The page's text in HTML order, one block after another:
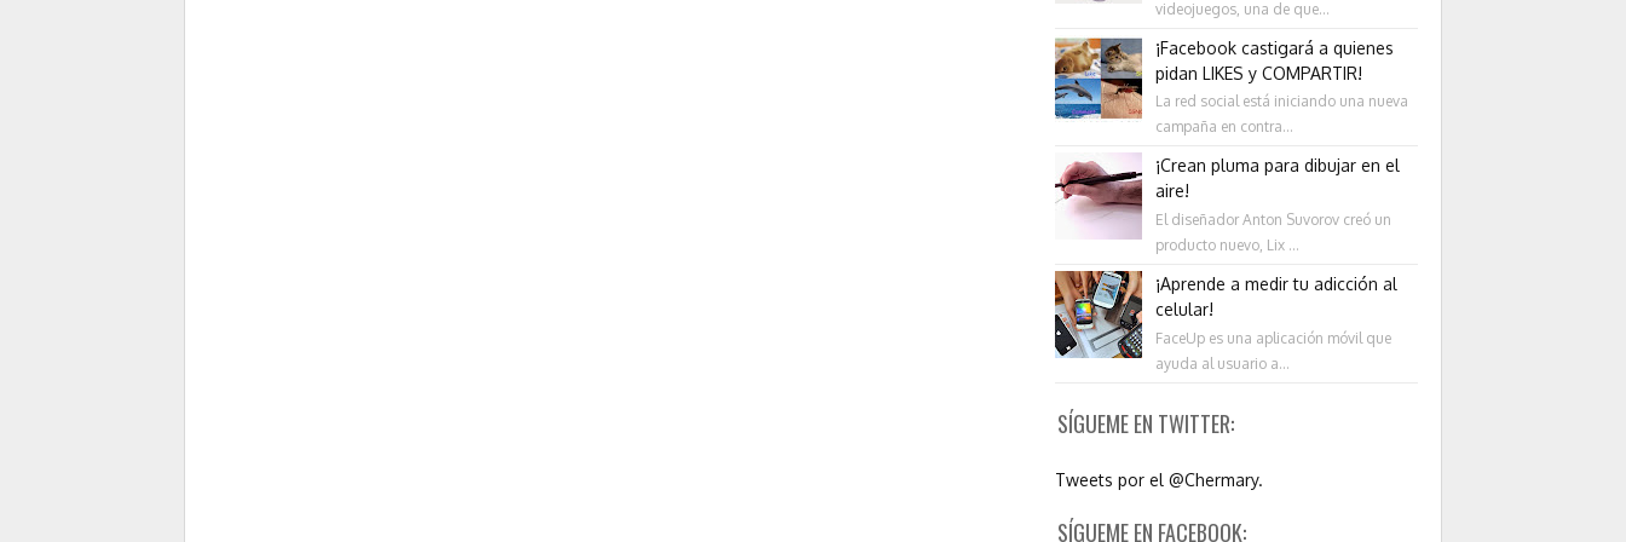
videojuegos, una de que...
¡Facebook castigará a quienes
pidan LIKES y COMPARTIR!
La red social está iniciando una nueva
campaña en contra...
¡Crean pluma para dibujar en el
aire!
El diseñador Anton Suvorov creó un
producto nuevo, Lix ...
¡Aprende a medir tu adicción al
celular!
FaceUp es una aplicación móvil que
ayuda al usuario a...
SÍGUEME EN TWITTER:
Tweets por el @Chermary.
SÍGUEME EN FACEBOOK: